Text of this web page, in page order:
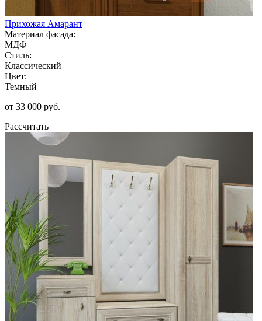
Прихожая Амарант
Материал фасада:
МДФ
Стиль:
Классический
Цвет:
Темный
от 33 000 руб.
Рассчитать